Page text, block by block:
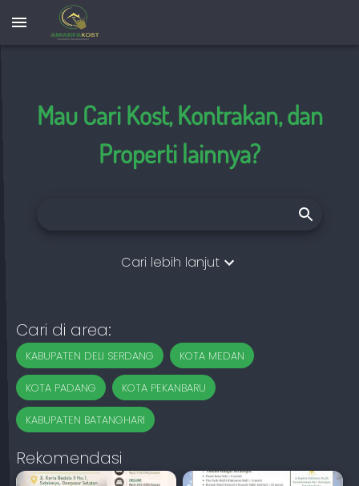
Mau Cari Kost, Kontrakan, dan
Properti lainnya?
Cari lebih lanjut
Cari di area:
KABUPATEN DELI SERDANG KOTA MEDAN
KOTA PADANG KOTA PEKANBARU
KABUPATEN BATANGHARI
Rekomendasi